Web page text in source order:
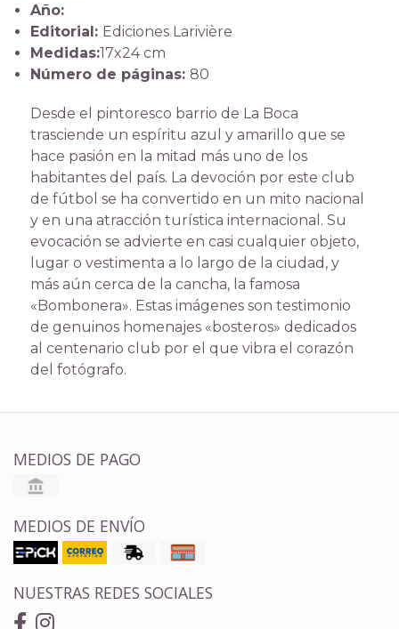
Año:
Editorial: Ediciones Larivière
Medidas:17x24 cm
Número de páginas: 80
Desde el pintoresco barrio de La Boca
trasciende un espíritu azul y amarillo que se
hace pasión en la mitad más uno de los
habitantes del país. La devoción por este club
de fútbol se ha convertido en un mito nacional
y en una atracción turística internacional. Su
evocación se advierte en casi cualquier objeto,
lugar o vestimenta a lo largo de la ciudad, y
más aún cerca de la cancha, la famosa
«Bombonera». Estas imágenes son testimonio
de genuinos homenajes «bosteros» dedicados
al centenario club por el que vibra el corazón
del fotógrafo.
MEDIOS DE PAGO
MEDIOS DE ENVÍO
NUESTRAS REDES SOCIALES